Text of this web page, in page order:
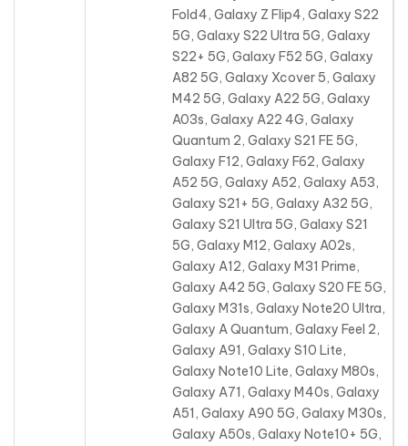
Fold4, Galaxy Z Flip4, Galaxy S22
5G, Galaxy S22 Ultra 5G, Galaxy
S22+ 5G, Galaxy F52 5G, Galaxy
A82 5G, Galaxy Xcover 5, Galaxy
M42 5G, Galaxy A22 5G, Galaxy
A03s, Galaxy A22 4G, Galaxy
Quantum 2, Galaxy S21 FE 5G,
Galaxy F12, Galaxy F62, Galaxy
A52 5G, Galaxy A52, Galaxy A53,
Galaxy S21+ 5G, Galaxy A32 5G,
Galaxy S21 Ultra 5G, Galaxy S21
5G, Galaxy M12, Galaxy A02s,
Galaxy A12, Galaxy M31 Prime,
Galaxy A42 5G, Galaxy S20 FE 5G,
Galaxy M31s, Galaxy Note20 Ultra,
Galaxy A Quantum, Galaxy Feel 2,
Galaxy A91, Galaxy S10 Lite,
Galaxy Note10 Lite, Galaxy M80s,
Galaxy A71, Galaxy M40s, Galaxy
A51, Galaxy A90 5G, Galaxy M30s,
Galaxy A50s, Galaxy Note10+ 5G,